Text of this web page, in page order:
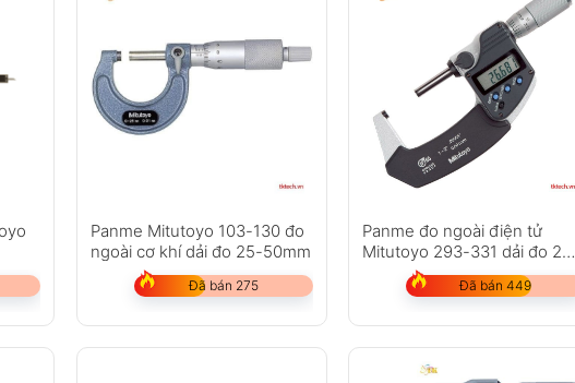
Panme Mitutoyo 103-130 đo
ngoài cơ khí dải đo 25-50mm
Đã bán 275
Panme đo ngoài điện tử
Mitutoyo 293-331 dải đo 25-
50mm
Đã bán 449